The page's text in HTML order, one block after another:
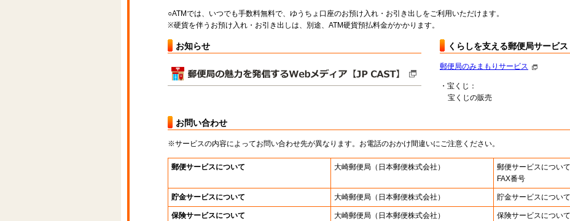
○ATMでは、いつでも手数料無料で、ゆうちょ口座のお預け入れ・お引き出しをご利用いただけます。
※硬貨を伴うお預け入れ・お引き出しは、別途、ATM硬貨預払料金がかかります。
お知らせ くらしを支える郵便局サービス
郵便局のみまもりサービス
・宝くじ：
宝くじの販売
お問い合わせ
※サービスの内容によってお問い合わせ先が異なります。お電話のおかけ間違いにご注意ください。
郵便サービスについて 大崎郵便局 （日本郵便株式会社） 郵便サービスについて
FAX番号
貯金サービスについて 大崎郵便局 （日本郵便株式会社） 貯金サービスについて
保険サービスについて 大崎郵便局 （日本郵便株式会社） 保険サービスについて